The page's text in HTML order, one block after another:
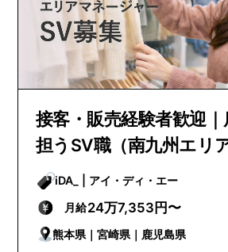
接客・販売経験者歓迎
担うSV職（南九州エリア
iDA_ | アイ・ディ・エー
月給24万7,353円〜
熊本県｜宮崎県｜鹿児島県